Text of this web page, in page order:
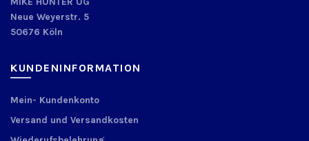
Neue Weyerstr. 5
50676 Köln
KUNDENINFORMATION
Mein- Kundenkonto
Versand und Versandkosten